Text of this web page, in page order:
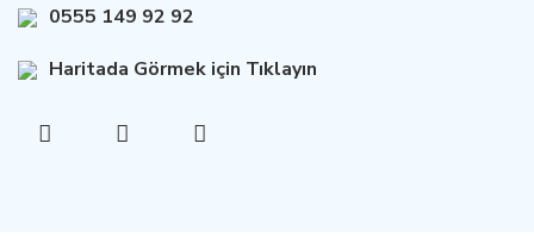
0555 149 92 92
Haritada Görmek için Tıklayın